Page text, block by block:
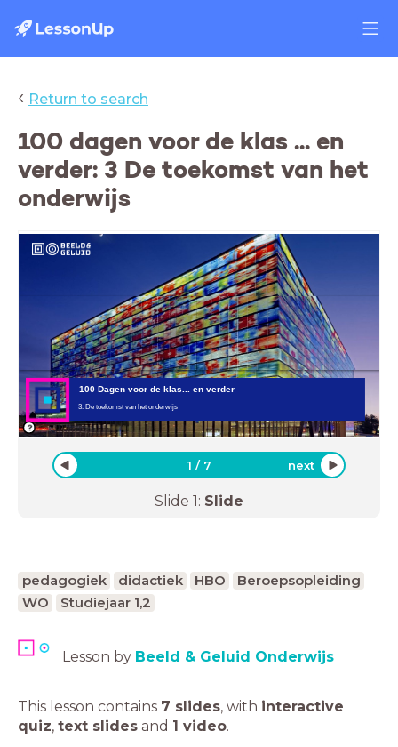
‹ Return to search
100 dagen voor de klas ... en
verder: 3 De toekomst van het
onderwijs
skills, docent, leraar, pedagogiek, didactiek,
vertrouwen, relatie, leerlingen, lesgeven, leren, 100
dagen voor de klas, beeld en geluid, beeld en geluid op
school, media, onderwijs, educatie, instructie,
introductie, wat is, hoe werkt het, lesvideo, lesstarter,
interactieve les
100 Dagen voor de klas... en verder
3. De toekomst van het onderwijs
1 / 7 next
Slide 1: Slide
pedagogiek didactiek HBO
Beroepsopleiding
WO
Studiejaar 1,2
Lesson by Beeld & Geluid Onderwijs
This lesson contains 7 slides, with interactive
quiz, text slides and 1 video.